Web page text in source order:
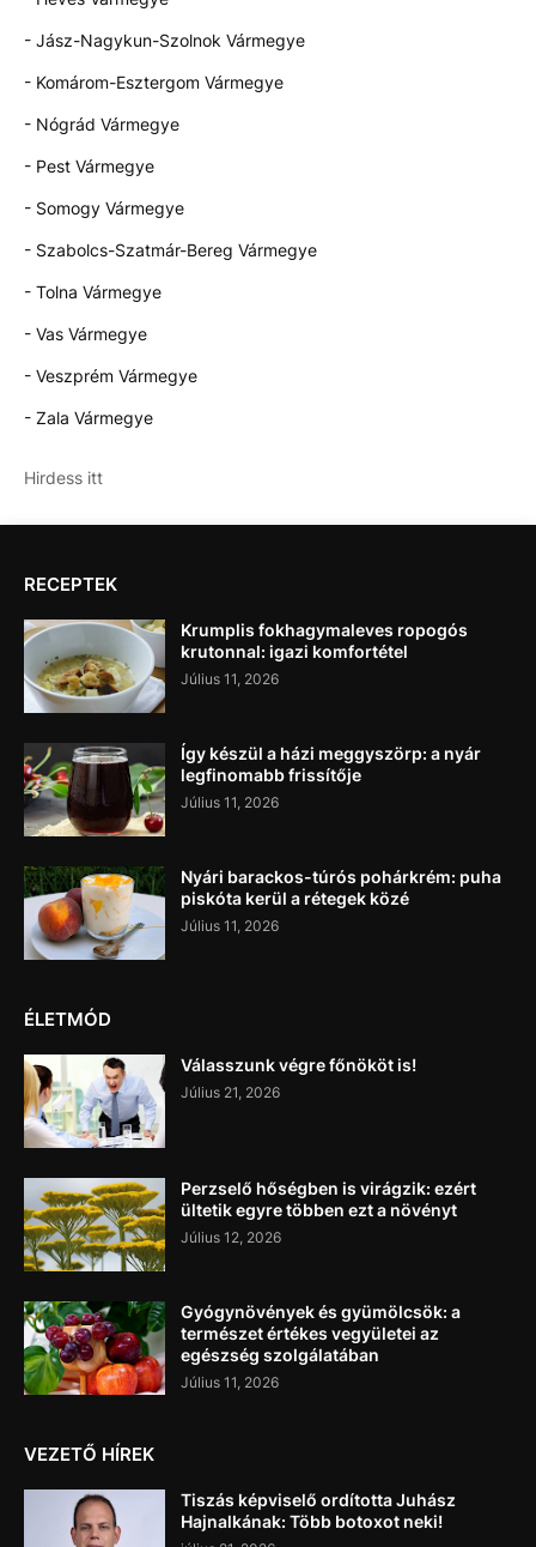
- Jász-Nagykun-Szolnok Vármegye
- Komárom-Esztergom Vármegye
- Nógrád Vármegye
- Pest Vármegye
- Somogy Vármegye
- Szabolcs-Szatmár-Bereg Vármegye
- Tolna Vármegye
- Vas Vármegye
- Veszprém Vármegye
- Zala Vármegye
Hirdess itt
RECEPTEK
Krumplis fokhagymaleves ropogós
krutonnal: igazi komfortétel
Július 11, 2026
Így készül a házi meggyszörp: a nyár
legfinomabb frissítője
Július 11, 2026
Nyári barackos-túrós pohárkrém: puha
piskóta kerül a rétegek közé
Július 11, 2026
ÉLETMÓD
Válasszunk végre főnököt is!
Július 21, 2026
Perzselő hőségben is virágzik: ezért
ültetik egyre többen ezt a növényt
Július 12, 2026
Gyógynövények és gyümölcsök: a
természet értékes vegyületei az
egészség szolgálatában
Július 11, 2026
VEZETŐ HÍREK
Tiszás képviselő ordította Juhász
Hajnalkának: Több botoxot neki!